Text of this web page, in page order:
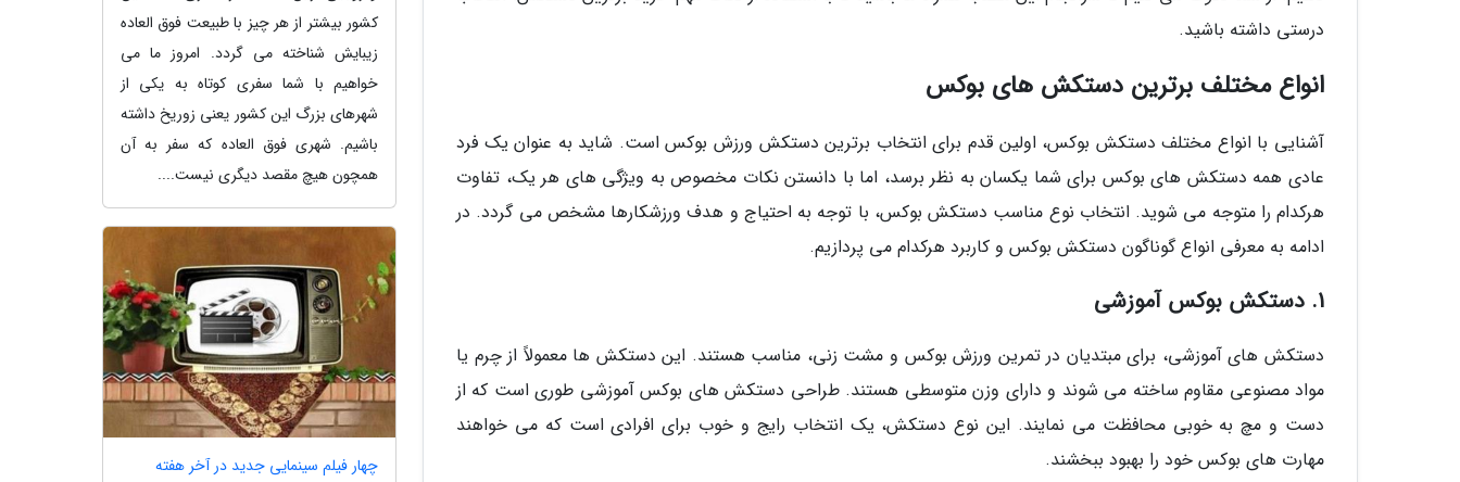
درستی داشته باشید.
انواع مختلف برترین دستکش های بوکس
آشنایی با انواع مختلف دستکش بوکس، اولین قدم برای انتخاب برترین دستکش ورزش بوکس است. شاید به عنوان یک فرد
عادی همه دستکش های بوکس برای شما یکسان به نظر برسد، اما با دانستن نکات مخصوص به ویژگی های هر یک، تفاوت
هرکدام را متوجه می شوید. انتخاب نوع مناسب دستکش بوکس، با توجه به احتیاج و هدف ورزشکارها مشخص می گردد. در
ادامه به معرفی انواع گوناگون دستکش بوکس و کاربرد هرکدام می پردازیم.
1. دستکش بوکس آموزشی
دستکش های آموزشی، برای مبتدیان در تمرین ورزش بوکس و مشت زنی، مناسب هستند. این دستکش ها معمولاً از چرم یا
مواد مصنوعی مقاوم ساخته می شوند و دارای وزن متوسطی هستند. طراحی دستکش های بوکس آموزشی طوری است که از
دست و مچ به خوبی محافظت می نمایند. این نوع دستکش، یک انتخاب رایج و خوب برای افرادی است که می خواهند
مهارت های بوکس خود را بهبود ببخشند.
کشور بیشتر از هر چیز با طبیعت فوق العاده
زیبایش شناخته می گردد. امروز ما می
خواهیم با شما سفری کوتاه به یکی از
شهرهای بزرگ این کشور یعنی زوریخ داشته
باشیم. شهری فوق العاده که سفر به آن
همچون هیچ مقصد دیگری نیست....
چهار فیلم سینمایی جدید در آخر هفته